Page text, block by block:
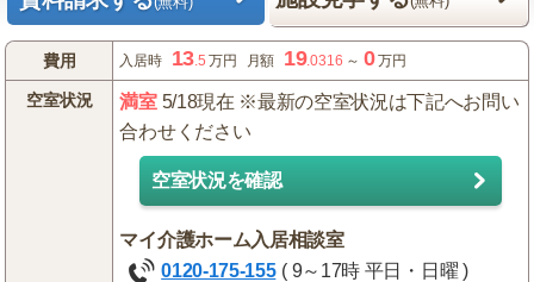
費用 入居時 13.5 万円 月額 19.0316 ～ 0万円
空室状況 満室5/18現在 ※最新の空室状況は下記へお問い
合わせください
空室状況を確認
マイ介護ホーム入居相談室
0120-175-155 ( 9～17時 平日・日曜 )